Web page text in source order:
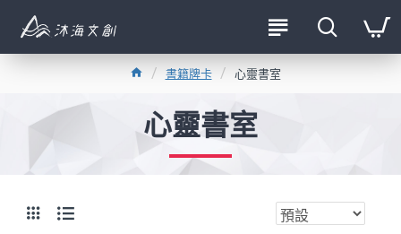
書籍牌卡 心靈書室
心靈書室